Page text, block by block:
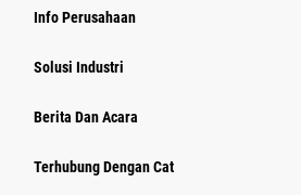
Info Perusahaan
Solusi Industri
Berita Dan Acara
Terhubung Dengan Cat